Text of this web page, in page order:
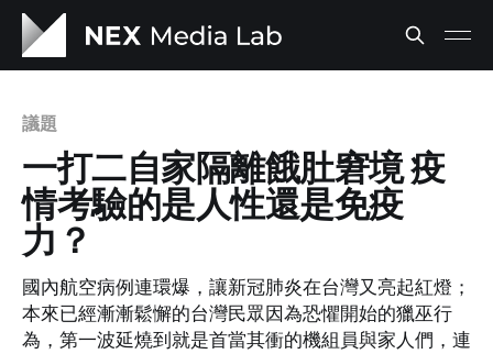
議題
一打二自家隔離餓肚窘境 疫
情考驗的是人性還是免疫
力？
國內航空病例連環爆，讓新冠肺炎在台灣又亮起紅燈；
本來已經漸漸鬆懈的台灣民眾因為恐懼開始的獵巫行
為，第一波延燒到就是首當其衝的機組員與家人們，連